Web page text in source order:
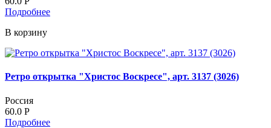
Подробнее
В корзину
Ретро открытка "Христос Воскресе", арт. 3137 (3026)
Россия
60.0 Р
Подробнее